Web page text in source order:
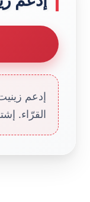
إدعم
القرّاء.